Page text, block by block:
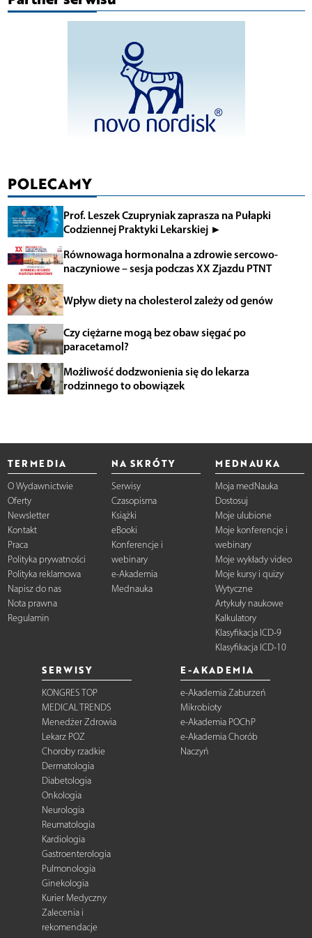
POLECAMY
Prof. Leszek Czupryniak zaprasza na Pułapki
Codziennej Praktyki Lekarskiej ►
Równowaga hormonalna a zdrowie sercowo-
naczyniowe – sesja podczas XX Zjazdu PTNT
Wpływ diety na cholesterol zależy od genów
Czy ciężarne mogą bez obaw sięgać po
paracetamol?
Możliwość dodzwonienia się do lekarza
rodzinnego to obowiązek
TERMEDIA
O Wydawnictwie
Oferty
Newsletter
Kontakt
Praca
Polityka prywatności
Polityka reklamowa
Napisz do nas
Nota prawna
Regulamin
NA SKRÓTY
Serwisy
Czasopisma
Książki
eBooki
Konferencje i
webinary
e-Akademia
Mednauka
MEDNAUKA
Moja medNauka
Dostosuj
Moje ulubione
Moje konferencje i
webinary
Moje wykłady video
Moje kursy i quizy
Wytyczne
Artykuły naukowe
Kalkulatory
Klasyfikacja ICD-9
Klasyfikacja ICD-10
SERWISY
KONGRES TOP
MEDICAL TRENDS
Menedżer Zdrowia
Lekarz POZ
Choroby rzadkie
Dermatologia
Diabetologia
Onkologia
Neurologia
Reumatologia
Kardiologia
Gastroenterologia
Pulmonologia
Ginekologia
Kurier Medyczny
Zalecenia i
rekomendacje
E-AKADEMIA
e-Akademia Zaburzeń
Mikrobioty
e-Akademia POChP
e-Akademia Chorób
Naczyń